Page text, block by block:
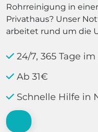
Rohrreinigung in
Privathaus? Unser
arbeitet rund um die
24/7, 365 Tage
Ab 31€
Schnelle Hilfe in